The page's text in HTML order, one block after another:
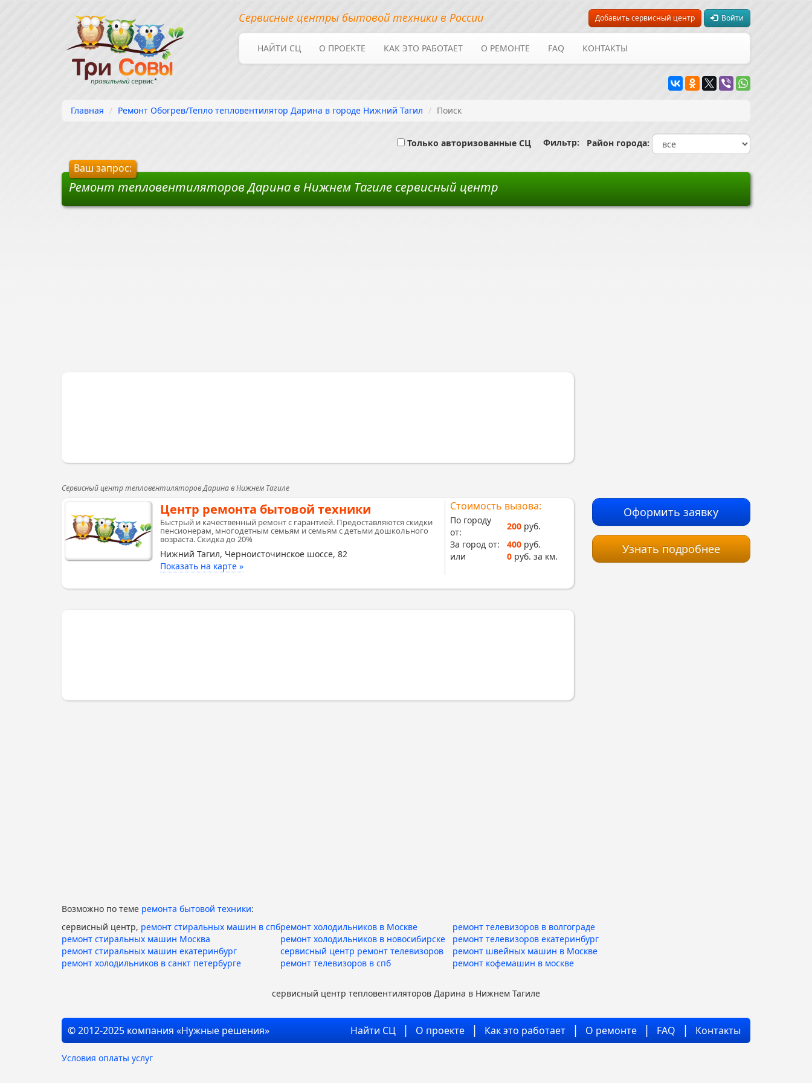
Добавить сервисный центр Войти
Сервисные центры бытовой техники в России
НАЙТИ СЦ О ПРОЕКТЕ КАК ЭТО РАБОТАЕТ О РЕМОНТЕ FAQ КОНТАКТЫ
Главная Ремонт Обогрев/Тепло тепловентилятор Дарина в городе Нижний Тагил Поиск
Только авторизованные СЦ Фильтр: Район города:
Ваш запрос:
Ремонт тепловентиляторов Дарина в Нижнем Тагиле сервисный центр
Сервисный центр тепловентиляторов Дарина в Нижнем Тагиле
Центр ремонта бытовой техники
Быстрый и качественный ремонт с гарантией. Предоставляются скидки
пенсионерам, многодетным семьям и семьям с детьми дошкольного
возраста. Скидка до 20%
Нижний Тагил, Черноисточинское шоссе, 82
Показать на карте »
Стоимость вызова:
По городу
от:
200руб.
За город от:
400руб.
или
0руб. за км.
Оформить заявку
Узнать подробнее
Возможно по теме ремонта бытовой техники:
сервисный центр, ремонт стиральных машин в спбремонт холодильников в Москве
ремонт телевизоров в волгограде
ремонт стиральных машин Москва
ремонт холодильников в новосибирске
ремонт телевизоров екатеринбург
ремонт стиральных машин екатеринбург
сервисный центр ремонт телевизоров
ремонт швейных машин в Москве
ремонт холодильников в санкт петербурге
ремонт телевизоров в спб ремонт кофемашин в москве
сервисный центр тепловентиляторов Дарина в Нижнем Тагиле
© 2012-2025 компания «Нужные решения» Найти СЦ О проекте Как это работает О ремонте FAQ Контакты
Условия оплаты услуг